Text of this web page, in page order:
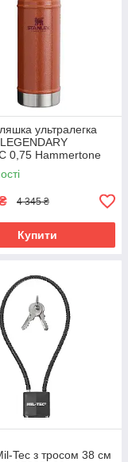
ультралегка
0,75 Hammertone
065
4 345 ₴
Купити
Tec з тросом 38 см